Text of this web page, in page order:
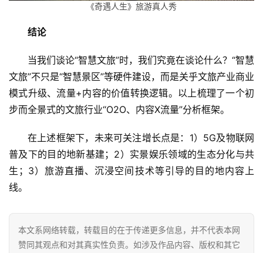
《奇遇人生》旅游真人秀
结论
当我们谈论“智慧文旅”时，我们究竟在谈论什么？“智慧
文旅”不只是“智慧景区”等硬件建设，而是关乎文旅产业商业
模式升级、流量+内容的价值转换逻辑。以上梳理了一个初
步而全景式的文旅行业“O2O、内容X流量”分析框架。
在上述框架下，未来可关注增长点是：1）5G及物联网
普及下的目的地新基建；2）实景娱乐领域的生态分化与共
生；3）旅游直播、沉浸空间技术等引导的目的地内容上
线。
本文系网络转载，转载目的在于传递更多信息，并不代表本网
赞同其观点和对其真实性负责。如涉及作品内容、版权和其它